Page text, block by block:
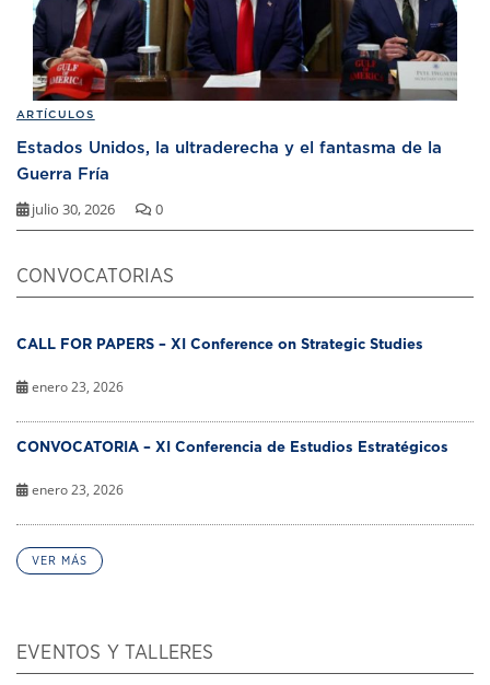
ARTÍCULOS
Estados Unidos, la ultraderecha y el fantasma de la
Guerra Fría
julio 30, 2026 0
CONVOCATORIAS
CALL FOR PAPERS – XI Conference on Strategic Studies
enero 23, 2026
CONVOCATORIA – XI Conferencia de Estudios Estratégicos
enero 23, 2026
VER MÁS
EVENTOS Y TALLERES